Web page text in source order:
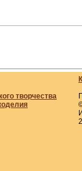
творчества